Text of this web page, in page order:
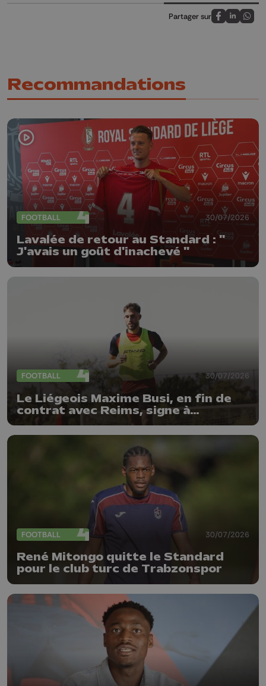
Partager sur
Partagez sur
Partagez
Recommandations
FOOTBALL 30/07/2026
Lavalée de retour au Standard : "
J'avais un goût d'inachevé "
FOOTBALL 30/07/2026
Le Liégeois Maxime Busi, en fin de
contrat avec Reims, signe à
l'Antwerp
FOOTBALL 30/07/2026
René Mitongo quitte le Standard
pour le club turc de Trabzonspor